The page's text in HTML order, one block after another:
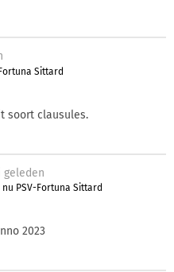
Sittard
soort clausules.
geleden
PSV-Fortuna Sittard
2023